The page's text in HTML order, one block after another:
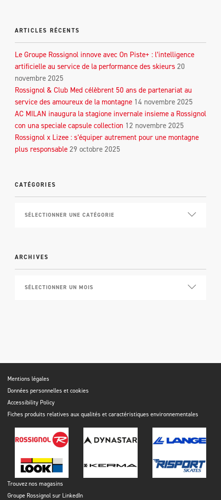
ARTICLES RÉCENTS
Le Groupe Rossignol innove avec On Piste+ : l’intelligence
artificielle au service de la performance des skieurs 20
novembre 2025
Rossignol & Club Med célèbrent 50 ans de partenariat au
service des amoureux de la montagne 14 novembre 2025
AC MILAN inaugura la stagione invernale insieme a Rossignol
con una speciale capsule collection 12 novembre 2025
Rossignol x Lizee : s’équiper autrement pour une montagne
plus responsable 29 octobre 2025
CATÉGORIES
ARCHIVES
Mentions légales
Données personnelles et cookies
Accessibility Policy
Fiches produits relatives aux qualités et caractéristiques environnementales
Trouvez nos magasins
Groupe Rossignol sur LinkedIn